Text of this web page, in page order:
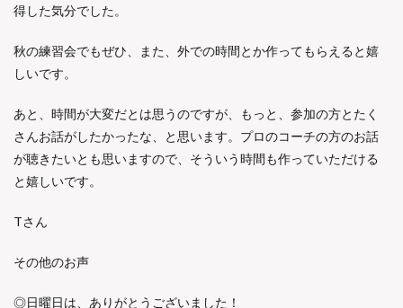
得した気分でした。
秋の練習会でもぜひ、また、外での時間とか作ってもらえると嬉
しいです。
あと、時間が大変だとは思うのですが、もっと、参加の方とたく
さんお話がしたかったな、と思います。プロのコーチの方のお話
が聴きたいとも思いますので、そういう時間も作っていただける
と嬉しいです。
Tさん
その他のお声
◎日曜日は、ありがとうございました！